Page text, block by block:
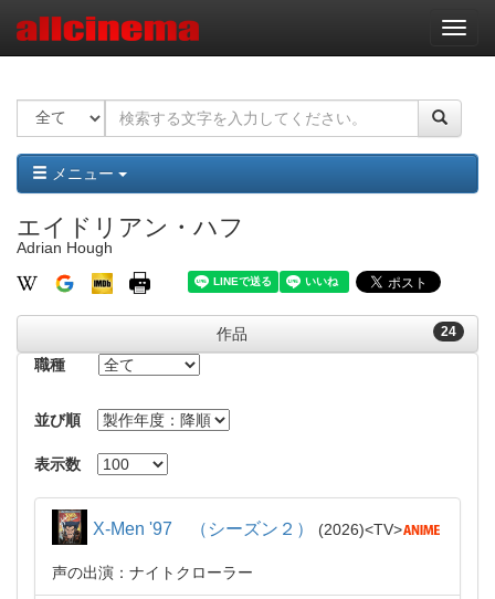
ナ
ビ
ー
ョ
ン
メニュー
エイドリアン・ハフ
Adrian Hough
24
作品
職種
並び順
表示数
X-Men '97 （シーズン２） 2026 TV
声の出演：ナイトクローラー